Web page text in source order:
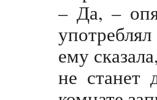
– Да, –
ему
не станет